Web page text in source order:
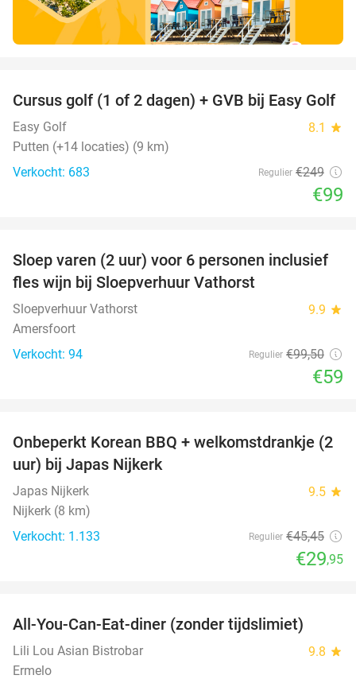
60%
Cursus golf (1 of 2 dagen) + GVB bij Easy Golf
Easy Golf 8.1 star
Putten (+14 locaties) (9 km)
Verkocht: 683
Regulier €249
€99
41%
Sloep varen (2 uur) voor 6 personen inclusief
fles wijn bij Sloepverhuur Vathorst
Sloepverhuur Vathorst 9.9 star
Amersfoort
Verkocht: 94
Regulier €99,50
€59
34%
Onbeperkt Korean BBQ + welkomstdrankje (2
uur) bij Japas Nijkerk
Japas Nijkerk 9.5 star
Nijkerk (8 km)
Verkocht: 1.133
Regulier €45,45
€29,95
All-You-Can-Eat-diner (zonder tijdslimiet)
Lili Lou Asian Bistrobar 9.8 star
Ermelo